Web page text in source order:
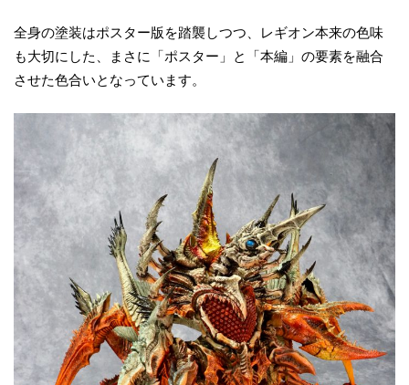
全身の塗装はポスター版を踏襲しつつ、レギオン本来の色味
も大切にした、まさに「ポスター」と「本編」の要素を融合
させた色合いとなっています。